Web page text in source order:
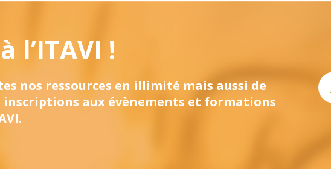
l’ITAVI !
nos ressources en illimité mais aussi de
inscriptions aux évènements et formations